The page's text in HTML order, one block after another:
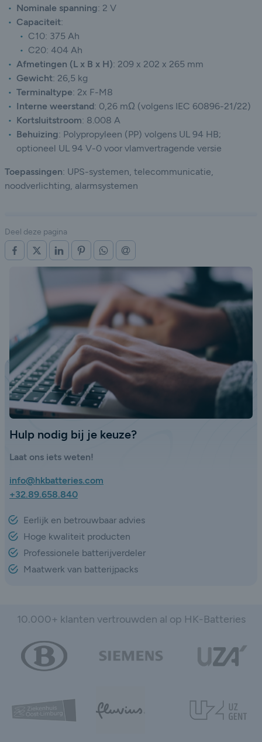
Nominale spanning: 2 V
Capaciteit:
C10: 375 Ah
C20: 404 Ah
Afmetingen (L x B x H): 209 x 202 x 265 mm
Gewicht: 26,5 kg
Terminaltype: 2x F-M8
Interne weerstand: 0,26 mΩ (volgens IEC 60896-21/22)
Kortsluitstroom: 8.008 A
Behuizing: Polypropyleen (PP) volgens UL 94 HB;
optioneel UL 94 V-0 voor vlamvertragende versie
Toepassingen: UPS-systemen, telecommunicatie,
noodverlichting, alarmsystemen
Deel deze pagina
OP FACEBOOK
OP X (TWITTER)
OP LINKEDINOP PINTERESTOP WHATSAPP
Hulp nodig bij je keuze?
Laat ons iets weten!
info@hkbatteries.com
+32.89.658.840
Eerlijk en betrouwbaar advies
Hoge kwaliteit producten
Professionele batterijverdeler
Maatwerk van batterijpacks
10.000+ klanten vertrouwden al op HK-Batteries